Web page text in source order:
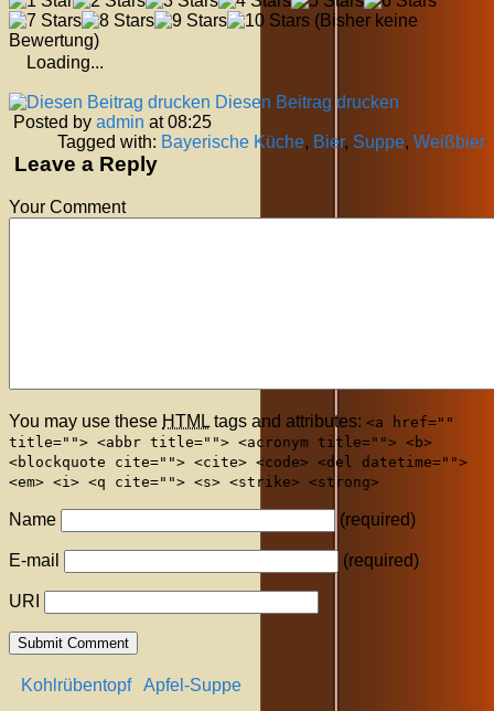
(Bisher keine
Bewertung)
Loading...
Diesen Beitrag drucken
Posted by admin at 08:25
Tagged with: Bayerische Küche, Bier, Suppe, Weißbier
Leave a Reply
Your Comment
You may use these HTML tags and attributes: <a href=""
title=""> <abbr title=""> <acronym title=""> <b>
<blockquote cite=""> <cite> <code> <del datetime="">
<em> <i> <q cite=""> <s> <strike> <strong>
Name (required)
E-mail (required)
URI
Kohlrübentopf Apfel-Suppe